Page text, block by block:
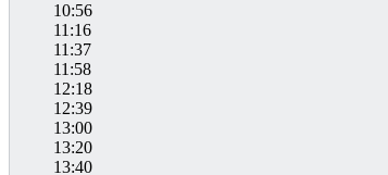
10:56
11:16
11:37
11:58
12:18
12:39
13:00
13:20
13:40